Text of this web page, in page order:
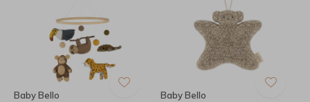
Baby Bello Baby Bello